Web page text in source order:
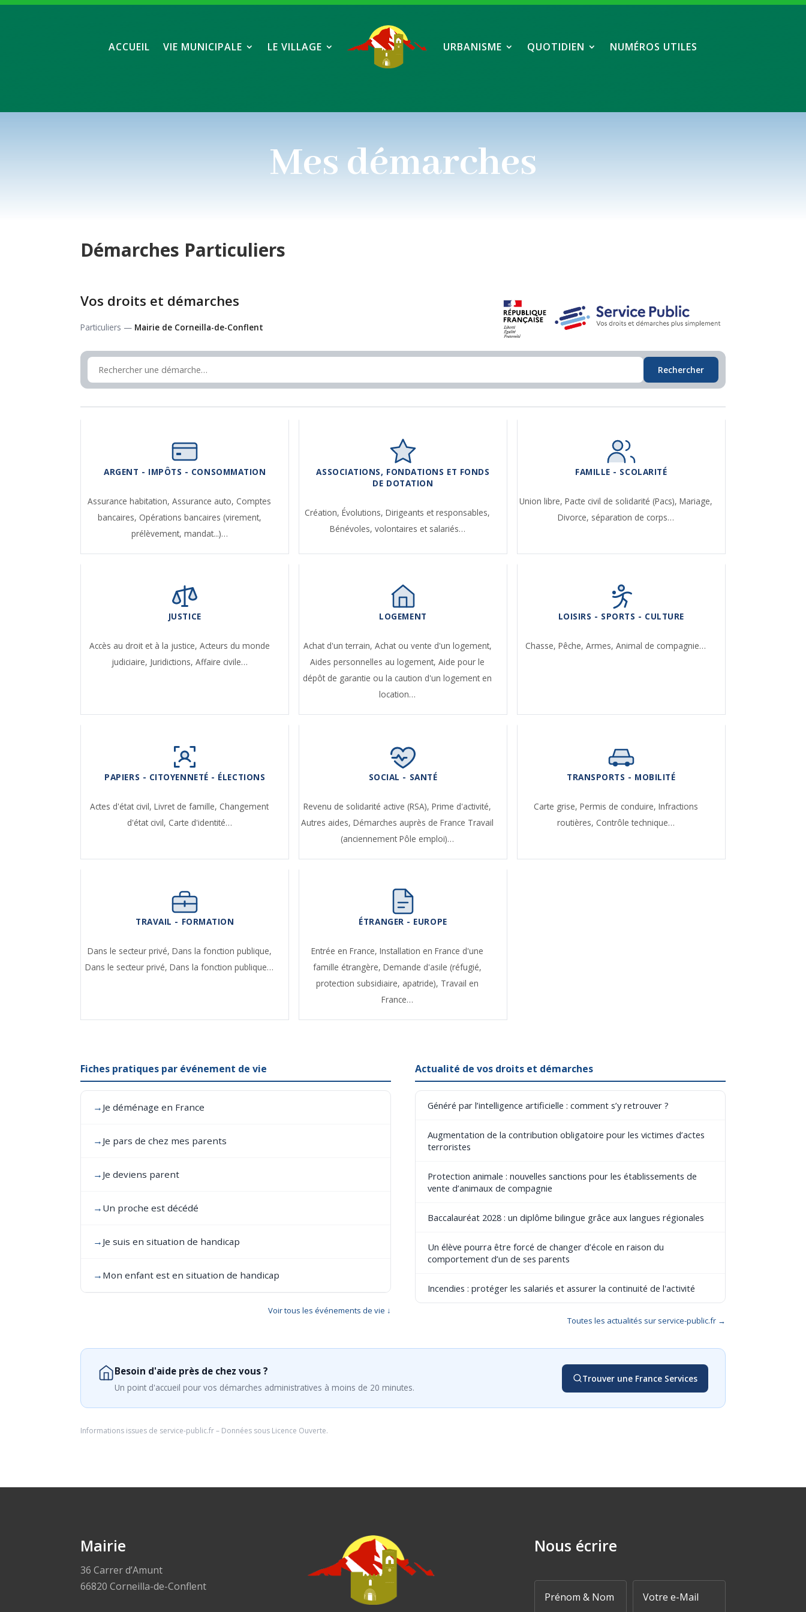
ACCUEIL VIE MUNICIPALE LE VILLAGE URBANISME QUOTIDIEN NUMÉROS UTILES
Mes démarches
Démarches Particuliers
Vos droits et démarches
Particuliers — Mairie de Corneilla-de-Conflent
Rechercher
ARGENT - IMPÔTS - CONSOMMATION
Assurance habitation,Assurance auto, Comptes
bancaires, Opérations bancaires (virement,
prélèvement, mandat...)…
ASSOCIATIONS, FONDATIONS ET FONDS
DE DOTATION
Création,Évolutions,Dirigeants et responsables,
Bénévoles, volontaires et salariés…
FAMILLE - SCOLARITÉ
Union libre, Pacte civil de solidarité (Pacs), Mariage,
Divorce, séparation de corps…
JUSTICE
Accès au droit et à la justice, Acteurs du monde
judiciaire, Juridictions, Affaire civile…
LOGEMENT
Achat d'un terrain, Achat ou vente d'un logement,
Aides personnelles au logement,Aide pour le
dépôt de garantie ou la caution d'un logement en
location…
LOISIRS - SPORTS - CULTURE
Chasse,Pêche,Armes,Animal de compagnie…
PAPIERS - CITOYENNETÉ - ÉLECTIONS
Actes d'état civil,Livret de famille, Changement
d'état civil, Carte d'identité…
SOCIAL - SANTÉ
Revenu de solidarité active (RSA),Prime d'activité,
Autres aides,Démarches auprès de France Travail
(anciennement Pôle emploi)…
TRANSPORTS - MOBILITÉ
Carte grise, Permis de conduire, Infractions
routières, Contrôle technique…
TRAVAIL - FORMATION
Dans le secteur privé, Dans la fonction publique,
Dans le secteur privé,Dans la fonction publique…
ÉTRANGER - EUROPE
Entrée en France,Installation en France d'une
famille étrangère,Demande d'asile (réfugié,
protection subsidiaire, apatride), Travail en
France…
Fiches pratiques par événement de vie
→ Je déménage en France
→ Je pars de chez mes parents
→ Je deviens parent
→ Un proche est décédé
→ Je suis en situation de handicap
→ Mon enfant est en situation de handicap
Voir tous les événements de vie ↓
Actualité de vos droits et démarches
Généré par l’intelligence artificielle : comment s’y retrouver ?
Augmentation de la contribution obligatoire pour les victimes d’actes
terroristes
Protection animale : nouvelles sanctions pour les établissements de
vente d’animaux de compagnie
Baccalauréat 2028 : un diplôme bilingue grâce aux langues régionales
Un élève pourra être forcé de changer d’école en raison du
comportement d’un de ses parents
Incendies : protéger les salariés et assurer la continuité de l'activité
Toutes les actualités sur service-public.fr →
Besoin d'aide près de chez vous ?
Un point d'accueil pour vos démarches administratives à moins de 20 minutes.
Trouver une France Services
Informations issues de service-public.fr– Données sous Licence Ouverte.
Mairie
36 Carrer d’Amunt
66820 Corneilla-de-Conflent
Nous écrire